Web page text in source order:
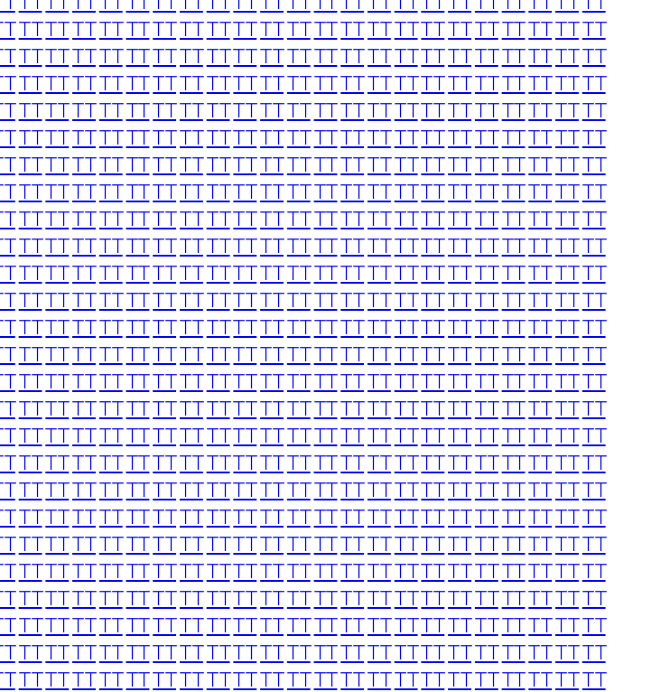
TTTTTTTTTTTTTTTTTTTTTTTTTTTTTTTTTTTTTTTTTTTT
TTTTTTTTTTTTTTTTTTTTTTTTTTTTTTTTTTTTTTTTTTTT
TTTTTTTTTTTTTTTTTTTTTTTTTTTTTTTTTTTTTTTTTTTT
TTTTTTTTTTTTTTTTTTTTTTTTTTTTTTTTTTTTTTTTTTTT
TTTTTTTTTTTTTTTTTTTTTTTTTTTTTTTTTTTTTTTTTTTT
TTTTTTTTTTTTTTTTTTTTTTTTTTTTTTTTTTTTTTTTTTTT
TTTTTTTTTTTTTTTTTTTTTTTTTTTTTTTTTTTTTTTTTTTT
TTTTTTTTTTTTTTTTTTTTTTTTTTTTTTTTTTTTTTTTTTTT
TTTTTTTTTTTTTTTTTTTTTTTTTTTTTTTTTTTTTTTTTTTT
TTTTTTTTTTTTTTTTTTTTTTTTTTTTTTTTTTTTTTTTTTTT
TTTTTTTTTTTTTTTTTTTTTTTTTTTTTTTTTTTTTTTTTTTT
TTTTTTTTTTTTTTTTTTTTTTTTTTTTTTTTTTTTTTTTTTTT
TTTTTTTTTTTTTTTTTTTTTTTTTTTTTTTTTTTTTTTTTTTT
TTTTTTTTTTTTTTTTTTTTTTTTTTTTTTTTTTTTTTTTTTTT
TTTTTTTTTTTTTTTTTTTTTTTTTTTTTTTTTTTTTTTTTTTT
TTTTTTTTTTTTTTTTTTTTTTTTTTTTTTTTTTTTTTTTTTTT
TTTTTTTTTTTTTTTTTTTTTTTTTTTTTTTTTTTTTTTTTTTT
TTTTTTTTTTTTTTTTTTTTTTTTTTTTTTTTTTTTTTTTTTTT
TTTTTTTTTTTTTTTTTTTTTTTTTTTTTTTTTTTTTTTTTTTT
TTTTTTTTTTTTTTTTTTTTTTTTTTTTTTTTTTTTTTTTTTTT
TTTTTTTTTTTTTTTTTTTTTTTTTTTTTTTTTTTTTTTTTTTT
TTTTTTTTTTTTTTTTTTTTTTTTTTTTTTTTTTTTTTTTTTTT
TTTTTTTTTTTTTTTTTTTTTTTTTTTTTTTTTTTTTTTTTTTT
TTTTTTTTTTTTTTTTTTTTTTTTTTTTTTTTTTTTTTTTTTTT
TTTTTTTTTTTTTTTTTTTTTTTTTTTTTTTTTTTTTTTTTTTT